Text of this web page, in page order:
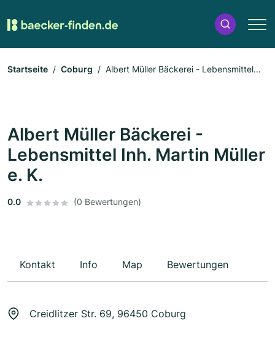
Startseite Coburg
Albert Müller Bäckerei - Lebensmittel
Albert Müller Bäckerei -
Lebensmittel Inh. Martin Müller
e. K.
0.0 (0 Bewertungen)
Kontakt Info Map Bewertungen
Creidlitzer Str. 69, 96450 Coburg